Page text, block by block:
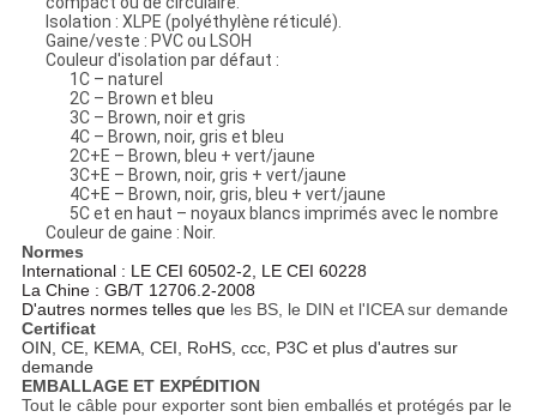
Isolation : XLPE (polyéthylène réticulé).
Gaine/veste : PVC ou LSOH
Couleur d'isolation par défaut :
1C – naturel
2C – Brown et bleu
3C – Brown, noir et gris
4C – Brown, noir, gris et bleu
2C+E – Brown, bleu + vert/jaune
3C+E – Brown, noir, gris + vert/jaune
4C+E – Brown, noir, gris, bleu + vert/jaune
5C et en haut – noyaux blancs imprimés avec le nombre
Couleur de gaine : Noir.
Normes
International : LE CEI 60502-2, LE CEI 60228
La Chine : GB/T 12706.2-2008
D'autres normes telles queles BS, le DIN et l'ICEA sur demande
Certificat
OIN, CE, KEMA, CEI, RoHS, ccc, P3C et plus d'autres sur
demande
EMBALLAGE ET EXPÉDITION
Tout le câble pour exporter sont bien emballés et protégés par le